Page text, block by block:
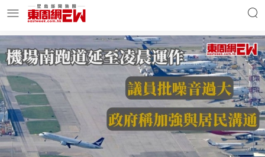
明星名人 時事財經
東周Ladies 優享生活